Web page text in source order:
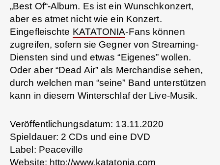
„Best Of“-Album. Es ist ein Wunschkonzert,
aber es atmet nicht wie ein Konzert.
Eingefleischte KATATONIA-Fans können
zugreifen, sofern sie Gegner von Streaming-
Diensten sind und etwas “Eigenes” wollen.
Oder aber “Dead Air” als Merchandise sehen,
durch welchen man “seine” Band unterstützen
kann in diesem Winterschlaf der Live-Musik.
Veröffentlichungsdatum: 13.11.2020
Spieldauer: 2 CDs und eine DVD
Label: Peaceville
Website: http://www.katatonia.com